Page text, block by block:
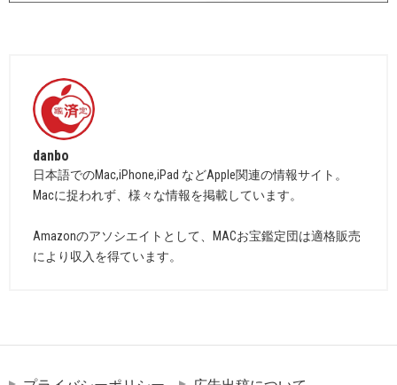
danbo
日本語でのMac,iPhone,iPad などApple関連の情報サイト。
Macに捉われず、様々な情報を掲載しています。
Amazonのアソシエイトとして、MACお宝鑑定団は適格販売
により収入を得ています。